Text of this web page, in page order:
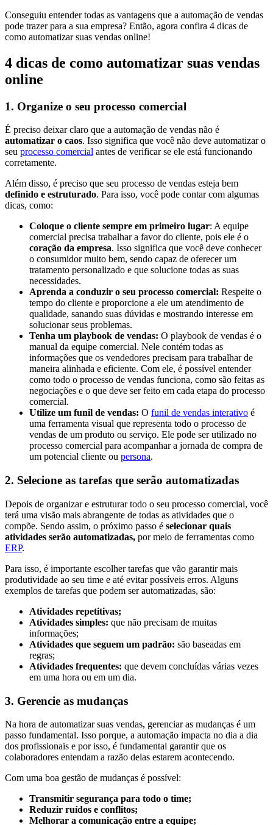
Conseguiu entender todas as vantagens que a automação de vendas
pode trazer para a sua empresa? Então, agora confira 4 dicas de
como automatizar suas vendas online!
4 dicas de como automatizar suas vendas
online
1. Organize o seu processo comercial
É preciso deixar claro que a automação de vendas não é
automatizar o caos. Isso significa que você não deve automatizar o
seu processo comercial antes de verificar se ele está funcionando
corretamente.
Além disso, é preciso que seu processo de vendas esteja bem
definido e estruturado. Para isso, você pode contar com algumas
dicas, como:
Coloque o cliente sempre em primeiro lugar: A equipe
comercial precisa trabalhar a favor do cliente, pois ele é o
coração da empresa. Isso significa que você deve conhecer
o consumidor muito bem, sendo capaz de oferecer um
tratamento personalizado e que solucione todas as suas
necessidades.
Aprenda a conduzir o seu processo comercial: Respeite o
tempo do cliente e proporcione a ele um atendimento de
qualidade, sanando suas dúvidas e mostrando interesse em
solucionar seus problemas.
Tenha um playbook de vendas: O playbook de vendas é o
manual da equipe comercial. Nele contém todas as
informações que os vendedores precisam para trabalhar de
maneira alinhada e eficiente. Com ele, é possível entender
como todo o processo de vendas funciona, como são feitas as
negociações e o que deve ser feito em cada etapa do processo
comercial.
Utilize um funil de vendas: O funil de vendas interativo é
uma ferramenta visual que representa todo o processo de
vendas de um produto ou serviço. Ele pode ser utilizado no
processo comercial para acompanhar a jornada de compra de
um potencial cliente ou persona.
2. Selecione as tarefas que serão automatizadas
Depois de organizar e estruturar todo o seu processo comercial, você
terá uma visão mais abrangente de todas as atividades que o
compõe. Sendo assim, o próximo passo é selecionar quais
atividades serão automatizadas, por meio de ferramentas como
ERP.
Para isso, é importante escolher tarefas que vão garantir mais
produtividade ao seu time e até evitar possíveis erros. Alguns
exemplos de tarefas que podem ser automatizadas, são:
Atividades repetitivas;
Atividades simples: que não precisam de muitas
informações;
Atividades que seguem um padrão: são baseadas em
regras;
Atividades frequentes: que devem concluídas várias vezes
em uma hora ou em um dia.
3. Gerencie as mudanças
Na hora de automatizar suas vendas, gerenciar as mudanças é um
passo fundamental. Isso porque, a automação impacta no dia a dia
dos profissionais e por isso, é fundamental garantir que os
colaboradores entendam a razão delas estarem acontecendo.
Com uma boa gestão de mudanças é possível:
Transmitir segurança para todo o time;
Reduzir ruídos e conflitos;
Melhorar a comunicação entre a equipe;